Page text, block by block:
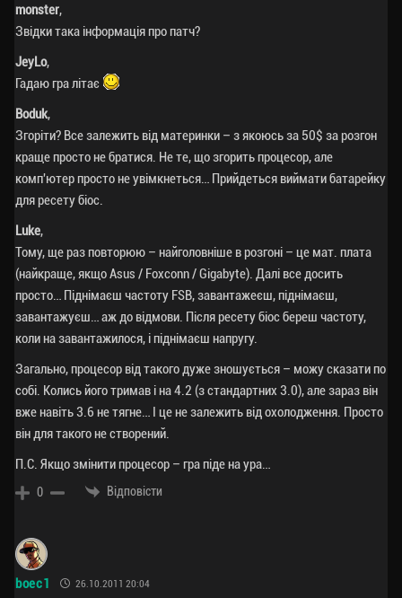
monster,
Звідки така інформація про патч?
JeyLo,
Гадаю гра літає
Boduk,
Згоріти? Все залежить від материнки – з якоюсь за 50$ за розгон
краще просто не братися. Не те, що згорить процесор, але
комп'ютер просто не увімкнеться… Прийдеться виймати батарейку
для ресету біос.
Luke,
Тому, ще раз повторюю – найголовніше в розгоні – це мат. плата
(найкраще, якщо Asus / Foxconn / Gigabyte). Далі все досить
просто… Піднімаєш частоту FSB, завантажеєш, піднімаєш,
завантажуєш… аж до відмови. Після ресету біос береш частоту,
коли на завантажилося, і піднімаєш напругу.
Загально, процесор від такого дуже зношується – можу сказати по
собі. Колись його тримав і на 4.2 (з стандартних 3.0), але зараз він
вже навіть 3.6 не тягне… І це не залежить від охолодження. Просто
він для такого не створений.
П.С. Якщо змінити процесор – гра піде на ура…
0 Відповісти
boec1 26.10.2011 20:04